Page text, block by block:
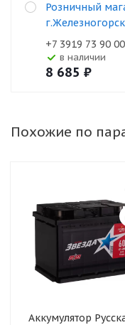
Розничный
+7 3919 73 90 00
В наличии
8 685 ₽
Похожие по
Аккумулятор